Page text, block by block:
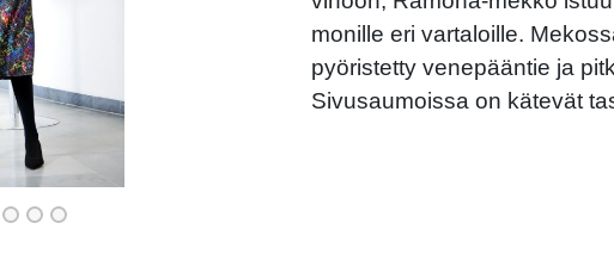
monille eri vartaloille.
pyöristetty venepääntie ja
Sivusaumoissa on kätevät